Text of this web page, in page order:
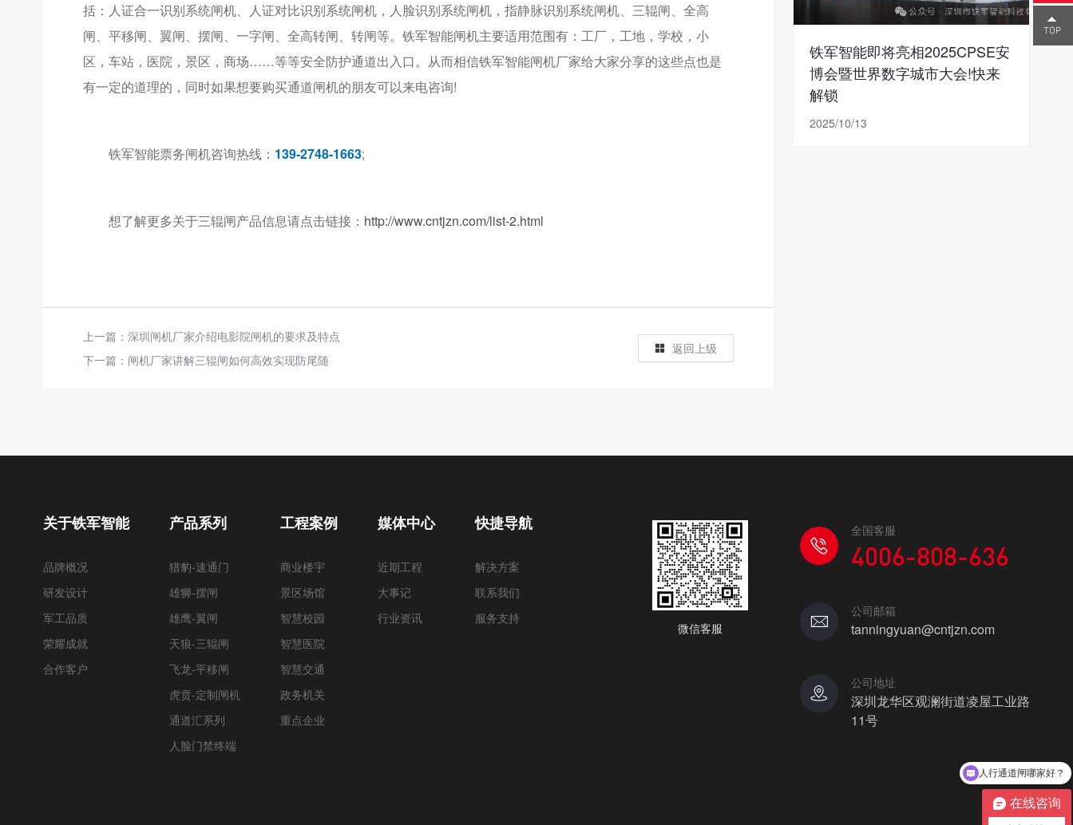
括：人证合一识别系统闸机、人证对比识别系统闸机，人脸识别系统闸机，指静脉识别系统闸机、三辊闸、全高
闸、平移闸、翼闸、摆闸、一字闸、全高转闸、转闸等。铁军智能闸机主要适用范围有：工厂，工地，学校，小
区，车站，医院，景区，商场……等等安全防护通道出入口。从而相信铁军智能闸机厂家给大家分享的这些点也是
有一定的道理的，同时如果想要购买通道闸机的朋友可以来电咨询!
铁军智能票务闸机咨询热线： 139-2748-1663;
想了解更多关于三辊闸产品信息请点击链接： http://www.cntjzn.com/list-2.html
上一篇： 深圳闸机厂家介绍电影院闸机的要求及特点
下一篇： 闸机厂家讲解三辊闸如何高效实现防尾随
返回上级
铁军智能即将亮相2025CPSE安
博会暨世界数字城市大会!快来
解锁
2025/10/13
关于铁军智能
品牌概况
研发设计
军工品质
荣耀成就
合作客户
产品系列
猎豹-速通门
雄狮-摆闸
雄鹰-翼闸
天狼-三辊闸
飞龙-平移闸
虎贲-定制闸机
通道汇系列
人脸门禁终端
工程案例
商业楼宇
景区场馆
智慧校园
智慧医院
智慧交通
政务机关
重点企业
媒体中心
近期工程
大事记
行业资讯
快捷导航
解决方案
联系我们
服务支持
微信客服
全国客服
4006-808-636
公司邮箱
tanningyuan@cntjzn.com
公司地址
深圳龙华区观澜街道凌屋工业路
11号
0755-
在线咨询
人行通道闸哪家好？